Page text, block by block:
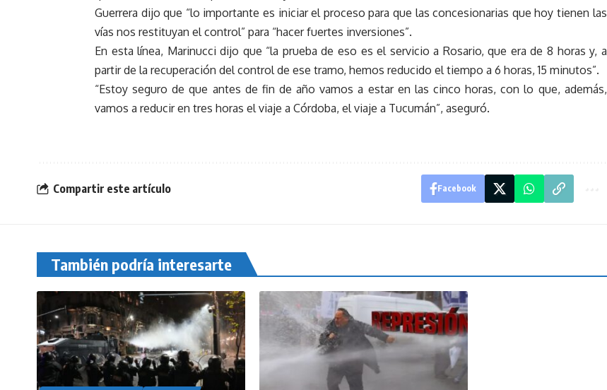
Guerrera dijo que “lo importante es iniciar el proceso para que las concesionarias que hoy tienen las
vías nos restituyan el control” para “hacer fuertes inversiones”.
En esta línea, Marinucci dijo que “la prueba de eso es el servicio a Rosario, que era de 8 horas y, a
partir de la recuperación del control de ese tramo, hemos reducido el tiempo a 6 horas, 15 minutos”.
“Estoy seguro de que antes de fin de año vamos a estar en las cinco horas, con lo que, además,
vamos a reducir en tres horas el viaje a Córdoba, el viaje a Tucumán”, aseguró.
Compartir este artículo Facebook
También podría interesarte